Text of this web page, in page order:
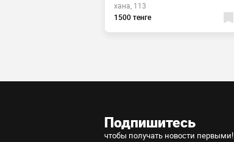
хана, 113
1500 тенге
Подпишитесь
чтобы получать новости первыми!